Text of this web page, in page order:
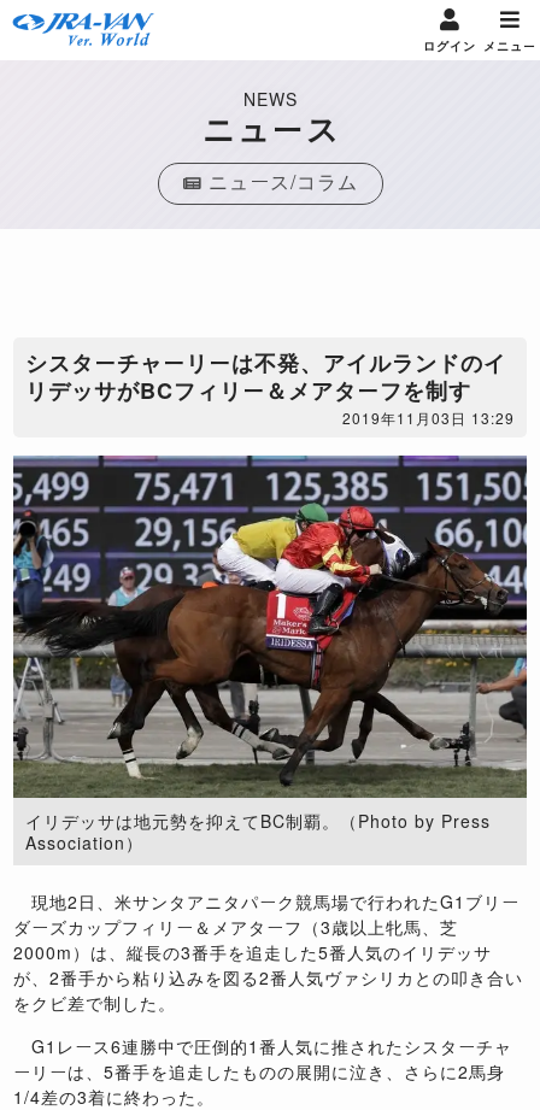
ログイン メニュー
NEWS
ニュース
ニュース/コラム
シスターチャーリーは不発、アイルランドのイ
リデッサがBCフィリー＆メアターフを制す
2019年11月03日 13:29
イリデッサは地元勢を抑えてBC制覇。（Photo by Press
Association）
現地2日、米サンタアニタパーク競馬場で行われたG1ブリー
ダーズカップフィリー＆メアターフ（3歳以上牝馬、芝
2000m）は、縦長の3番手を追走した5番人気のイリデッサ
が、2番手から粘り込みを図る2番人気ヴァシリカとの叩き合い
をクビ差で制した。
G1レース6連勝中で圧倒的1番人気に推されたシスターチャ
ーリーは、5番手を追走したものの展開に泣き、さらに2馬身
1/4差の3着に終わった。